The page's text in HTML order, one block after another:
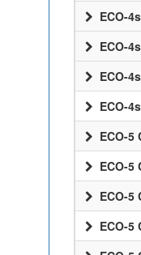
ECO-
ECO-
ECO-
ECO-
ECO-5
ECO-5
ECO-5
ECO-5